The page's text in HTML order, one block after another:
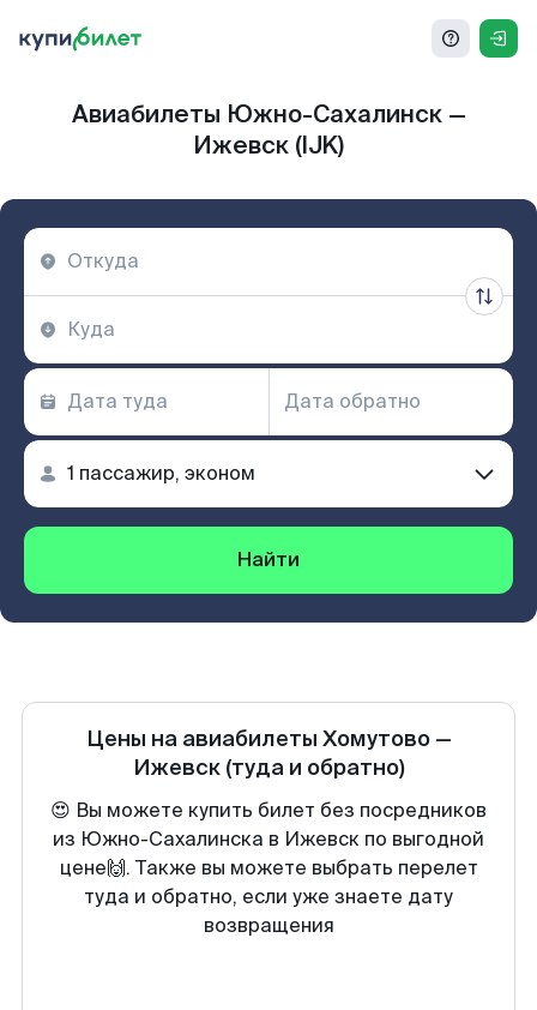
Авиабилеты Южно-Сахалинск —
Ижевск (IJK)
Найти
Цены на авиабилеты Хомутово—
Ижевск (туда и обратно)
😍 Вы можете купить билет без посредников
из Южно-Сахалинска в Ижевск по выгодной
цене🙌. Также вы можете выбрать перелет
туда и обратно, если уже знаете дату
возвращения